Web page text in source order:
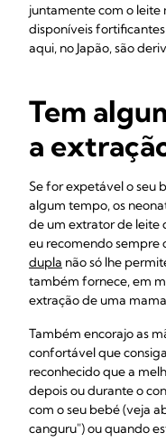
juntamente com o leite
disponíveis
aqui, no Japão, são
Tem
a
Se for expetável o seu
algum tempo, os
de um extrator de leite
eu recomendo sempre
dupla não só lhe
também fornece, em
extração de uma
Também encorajo as
confortável que
reconhecido que a
depois ou durante o
com o seu bebé (veja
canguru") ou quando